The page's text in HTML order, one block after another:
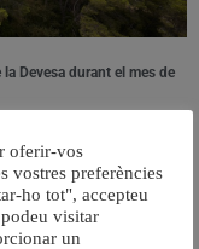
Devesa durant el mes de
oferir-vos
vostres preferències
ho tot", accepteu
visitar
un